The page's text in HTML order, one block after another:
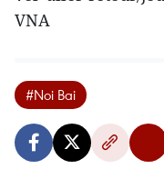
VNA
#Noi Bai